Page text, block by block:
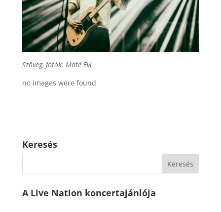
Szöveg, fotók: Máté Évi
no images were found
Keresés
A Live Nation koncertajánlója